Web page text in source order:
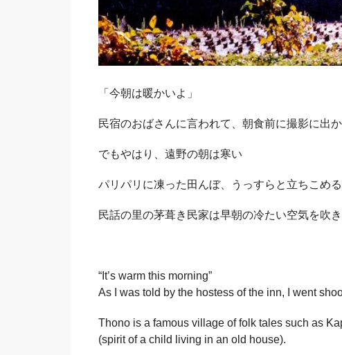
Sano
「今朝は暖かいよ」
民宿のおばさんに言われて、朝食前に撮影に出
でもやはり、遠野の朝は寒い
パリパリに凍った田んぼ、うっすらと立ちこめ
民話の里の茅葺き民家は早朝の冷たい空気を吹
“It’s warm this morning”
As I was told by the hostess of the inn, I went
Thono is a famous village of folk tales such as
(spirit of a child living in an old house).